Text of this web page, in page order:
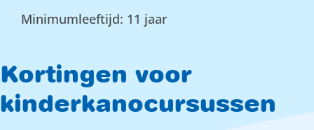
Minimumleeftijd: 11 jaar
Kortingen voor
kinderkanocursussen